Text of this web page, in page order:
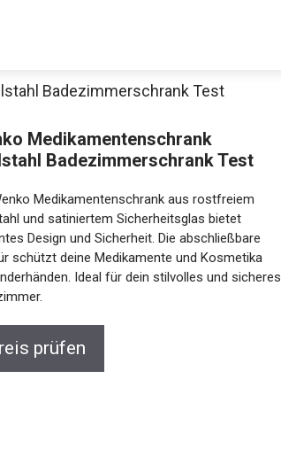
Badezimmerschrank Test
Medikamentenschrank
Badezimmerschrank Test
Medikamentenschrank aus rostfreiem
und satiniertem Sicherheitsglas bietet
Design und Sicherheit. Die abschließbare
schützt deine Medikamente und Kosmetika
Ideal für dein stilvolles und sicheres
prüfen